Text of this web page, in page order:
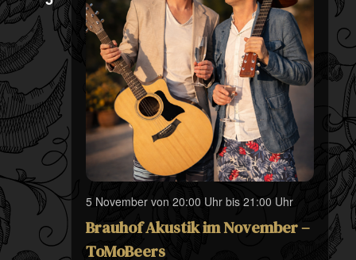
Brauhof Akustik im November –
ToMoBeers
5 November von 20:00 Uhrbis 21:00 Uhr